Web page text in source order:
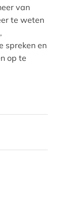
van
te weten
spreken en
op te